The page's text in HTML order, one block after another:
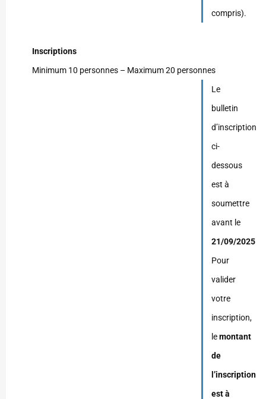
compris).
Inscriptions
Minimum 10 personnes – Maximum 20 personnes
Le
bulletin
d’inscription
ci-
dessous
est à
soumettre
avant le
21/09/2025
Pour
valider
votre
inscription,
lemontant
de
l’inscription
est à